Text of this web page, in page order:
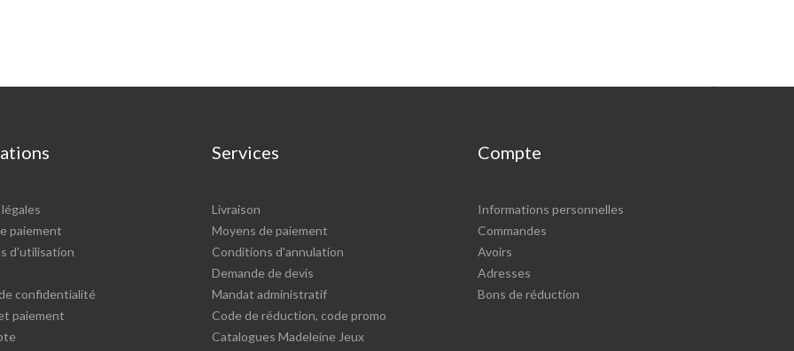

paiement
d'utilisation
confidentialité
paiement
Services
Livraison
Moyens de paiement
Conditions d'annulation
Demande de devis
Mandat administratif
Code de réduction, code promo
Catalogues Madeleine Jeux
Compte
Informations personnelles
Commandes
Avoirs
Adresses
Bons de réduction